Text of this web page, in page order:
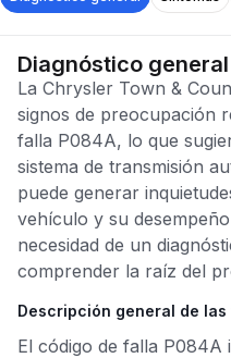
Diagnóstico general
La Chrysler Town &
signos de preocupación
falla P084A, lo que
sistema de transmisión
puede generar
vehículo y su
necesidad de un
comprender la raíz del
Descripción general de las
El código de falla P084A